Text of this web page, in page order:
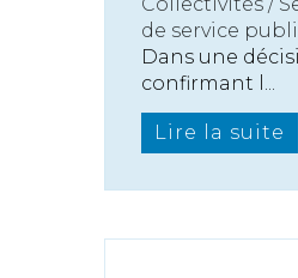
de service
Dans une
confirmant l...
Lire la suite